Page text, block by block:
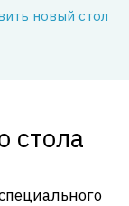
новый стол
стола